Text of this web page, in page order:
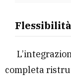
completa